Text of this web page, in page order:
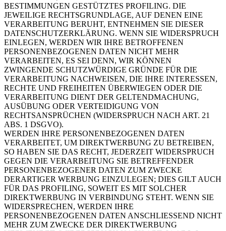
BESTIMMUNGEN GESTÜTZTES PROFILING. DIE
JEWEILIGE RECHTSGRUNDLAGE, AUF DENEN EINE
VERARBEITUNG BERUHT, ENTNEHMEN SIE DIESER
DATENSCHUTZERKLÄRUNG. WENN SIE WIDERSPRUCH
EINLEGEN, WERDEN WIR IHRE BETROFFENEN
PERSONENBEZOGENEN DATEN NICHT MEHR
VERARBEITEN, ES SEI DENN, WIR KÖNNEN
ZWINGENDE SCHUTZWÜRDIGE GRÜNDE FÜR DIE
VERARBEITUNG NACHWEISEN, DIE IHRE INTERESSEN,
RECHTE UND FREIHEITEN ÜBERWIEGEN ODER DIE
VERARBEITUNG DIENT DER GELTENDMACHUNG,
AUSÜBUNG ODER VERTEIDIGUNG VON
RECHTSANSPRÜCHEN (WIDERSPRUCH NACH ART. 21
ABS. 1 DSGVO).
WERDEN IHRE PERSONENBEZOGENEN DATEN
VERARBEITET, UM DIREKTWERBUNG ZU BETREIBEN,
SO HABEN SIE DAS RECHT, JEDERZEIT WIDERSPRUCH
GEGEN DIE VERARBEITUNG SIE BETREFFENDER
PERSONENBEZOGENER DATEN ZUM ZWECKE
DERARTIGER WERBUNG EINZULEGEN; DIES GILT AUCH
FÜR DAS PROFILING, SOWEIT ES MIT SOLCHER
DIREKTWERBUNG IN VERBINDUNG STEHT. WENN SIE
WIDERSPRECHEN, WERDEN IHRE
PERSONENBEZOGENEN DATEN ANSCHLIESSEND NICHT
MEHR ZUM ZWECKE DER DIREKTWERBUNG